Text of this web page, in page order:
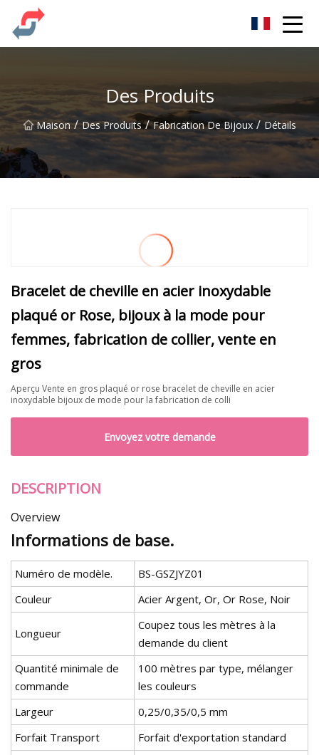
Des Produits
Maison / Des Produits / Fabrication De Bijoux / Détails
Bracelet de cheville en acier inoxydable
plaqué or Rose, bijoux à la mode pour
femmes, fabrication de collier, vente en
gros
Aperçu Vente en gros plaqué or rose bracelet de cheville en acier
inoxydable bijoux de mode pour la fabrication de colli
Envoyez votre demande
DESCRIPTION
Overview
Informations de base.
Numéro de modèle.
BS-GSZJYZ01
Couleur
Acier Argent, Or, Or Rose, Noir
Longueur
Coupez tous les mètres à la
demande du client
Quantité minimale de
commande
100 mètres par type, mélanger
les couleurs
Largeur
0,25/0,35/0,5 mm
Forfait Transport
Forfait d'exportation standard